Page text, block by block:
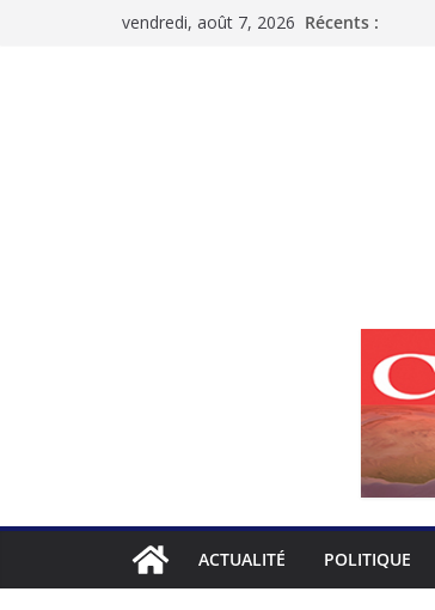
vendredi, août 7, 2026 Récents :
ACTUALITÉ POLITIQUE